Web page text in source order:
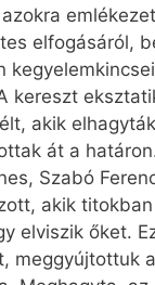
elfogásáról,
akik
át a
Szabó
akik
elviszik őket.
meggyújtottuk